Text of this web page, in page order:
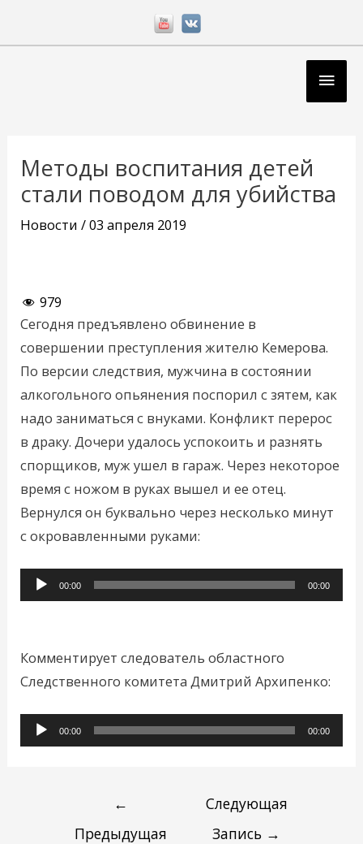
Методы воспитания детей
стали поводом для убийства
Новости /03 апреля 2019
979
Сегодня предъявлено обвинение в
совершении преступления жителю Кемерова.
По версии следствия, мужчина в состоянии
алкогольного опьянения поспорил с зятем, как
надо заниматься с внуками. Конфликт перерос
в драку. Дочери удалось успокоить и разнять
спорщиков, муж ушел в гараж. Через некоторое
время с ножом в руках вышел и ее отец.
Вернулся он буквально через несколько минут
с окровавленными руками:
Аудиоплеер
00:00 00:00
Комментирует следователь областного
Следственного комитета Дмитрий Архипенко:
Аудиоплеер
00:00 00:00
записям
←
Предыдущая
Следующая
Запись →